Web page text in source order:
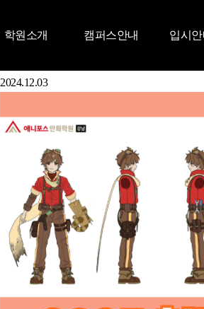
학원소개 캠퍼스안내 입시
2024.12.03